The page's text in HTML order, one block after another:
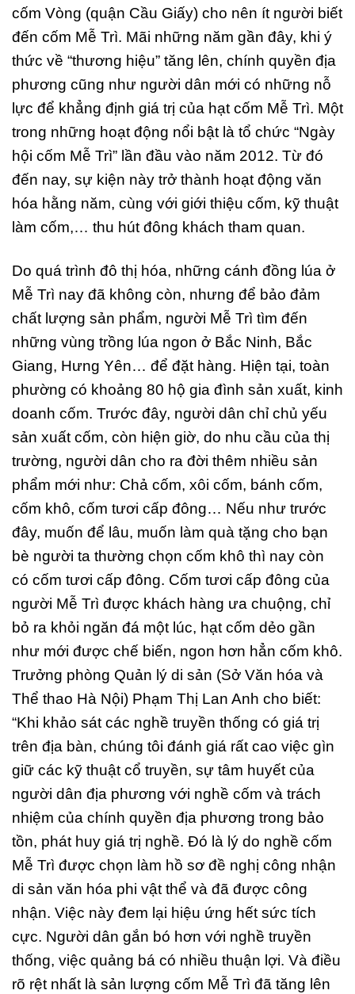
cốm Vòng (quận Cầu Giấy) cho nên ít người biết
đến cốm Mễ Trì. Mãi những năm gần đây, khi ý
thức về “thương hiệu” tăng lên, chính quyền địa
phương cũng như người dân mới có những nỗ
lực để khẳng định giá trị của hạt cốm Mễ Trì. Một
trong những hoạt động nổi bật là tổ chức “Ngày
hội cốm Mễ Trì” lần đầu vào năm 2012. Từ đó
đến nay, sự kiện này trở thành hoạt động văn
hóa hằng năm, cùng với giới thiệu cốm, kỹ thuật
làm cốm,… thu hút đông khách tham quan.
Do quá trình đô thị hóa, những cánh đồng lúa ở
Mễ Trì nay đã không còn, nhưng để bảo đảm
chất lượng sản phẩm, người Mễ Trì tìm đến
những vùng trồng lúa ngon ở Bắc Ninh, Bắc
Giang, Hưng Yên… để đặt hàng. Hiện tại, toàn
phường có khoảng 80 hộ gia đình sản xuất, kinh
doanh cốm. Trước đây, người dân chỉ chủ yếu
sản xuất cốm, còn hiện giờ, do nhu cầu của thị
trường, người dân cho ra đời thêm nhiều sản
phẩm mới như: Chả cốm, xôi cốm, bánh cốm,
cốm khô, cốm tươi cấp đông… Nếu như trước
đây, muốn để lâu, muốn làm quà tặng cho bạn
bè người ta thường chọn cốm khô thì nay còn
có cốm tươi cấp đông. Cốm tươi cấp đông của
người Mễ Trì được khách hàng ưa chuộng, chỉ
bỏ ra khỏi ngăn đá một lúc, hạt cốm dẻo gần
như mới được chế biến, ngon hơn hẳn cốm khô.
Trưởng phòng Quản lý di sản (Sở Văn hóa và
Thể thao Hà Nội) Phạm Thị Lan Anh cho biết:
“Khi khảo sát các nghề truyền thống có giá trị
trên địa bàn, chúng tôi đánh giá rất cao việc gìn
giữ các kỹ thuật cổ truyền, sự tâm huyết của
người dân địa phương với nghề cốm và trách
nhiệm của chính quyền địa phương trong bảo
tồn, phát huy giá trị nghề. Đó là lý do nghề cốm
Mễ Trì được chọn làm hồ sơ đề nghị công nhận
di sản văn hóa phi vật thể và đã được công
nhận. Việc này đem lại hiệu ứng hết sức tích
cực. Người dân gắn bó hơn với nghề truyền
thống, việc quảng bá có nhiều thuận lợi. Và điều
rõ rệt nhất là sản lượng cốm Mễ Trì đã tăng lên